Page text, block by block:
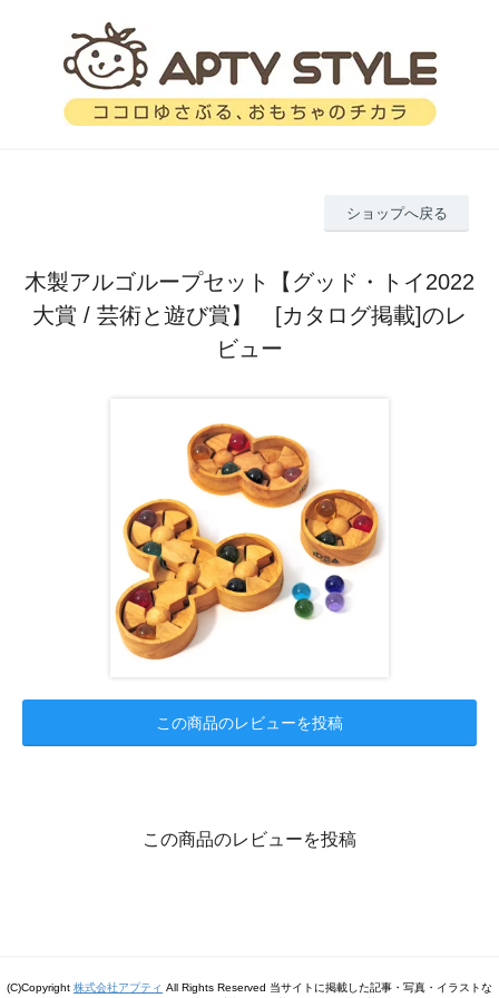
ショップへ戻る
木製アルゴループセット【グッド・トイ2022
大賞 / 芸術と遊び賞】 [カタログ掲載]のレ
ビュー
この商品のレビューを投稿
この商品のレビューを投稿
(C)Copyright 株式会社アプティ All Rights Reserved 当サイトに掲載した記事・写真・イラストな